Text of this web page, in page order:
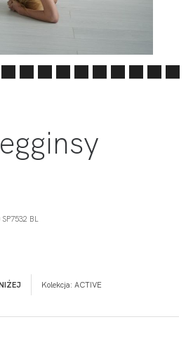
BL
Kolekcja: ACTIVE